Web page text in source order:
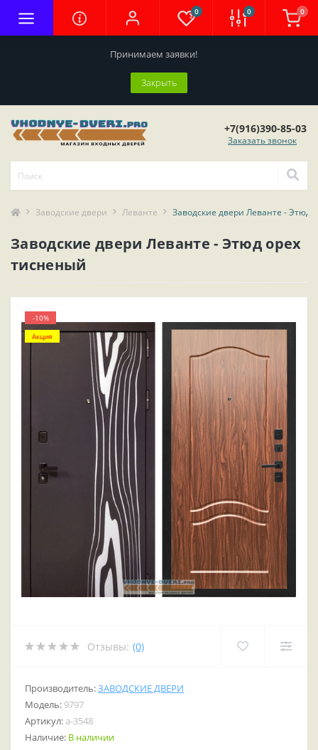
Принимаем заявки!
Закрыть
0 0 0
+7(916)390-85-03
Заказать звонок
Заводские двери Леванте Заводские двери Леванте - Этюд
Заводские двери Леванте - Этюд орех
тисненый
-10%
Акция
Отзывы: (0)
Производитель:ЗАВОДСКИЕ ДВЕРИ
Модель: 9797
Артикул: a-3548
Наличие: В наличии